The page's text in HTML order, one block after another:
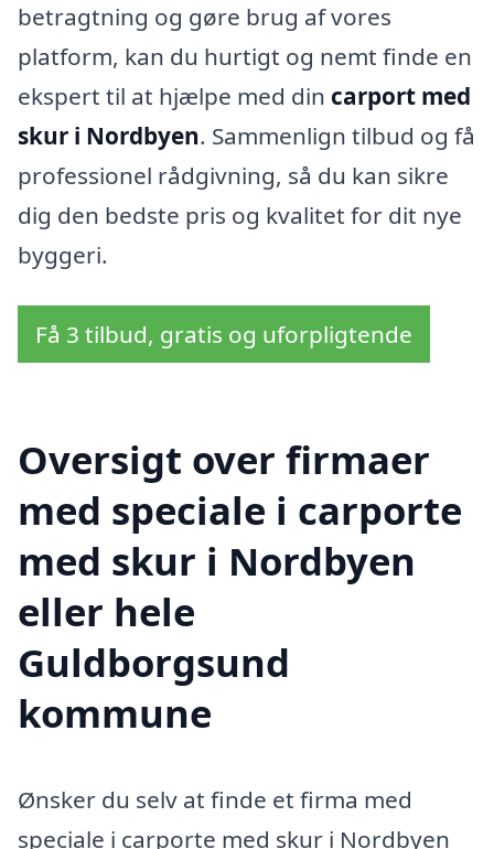
betragtning og gøre brug af vores
platform, kan du hurtigt og nemt finde en
ekspert til at hjælpe med din carport med
skur i Nordbyen. Sammenlign tilbud og få
professionel rådgivning, så du kan sikre
dig den bedste pris og kvalitet for dit nye
byggeri.
Få 3 tilbud, gratis og uforpligtende
Oversigt over firmaer
med speciale i carporte
med skur i Nordbyen
eller hele
Guldborgsund
kommune
Ønsker du selv at finde et firma med
speciale i carporte med skur i Nordbyen